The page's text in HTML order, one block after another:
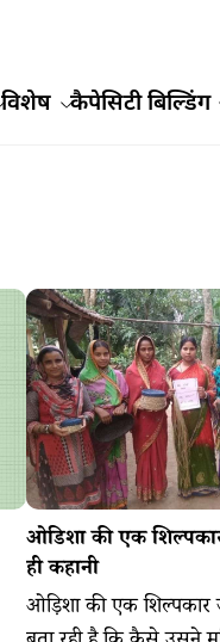
विशेष कैपेसिटी बिल्डिंग
ओडिशा की एक
ही कहानी
ओड़िशा की एक शिल्पकार